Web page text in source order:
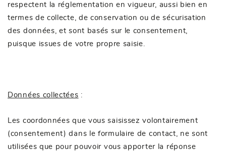
respectent la réglementation en vigueur, aussi bien en
termes de collecte, de conservation ou de sécurisation
des données, et sont basés sur le consentement,
puisque issues de votre propre saisie.
Données collectées :
Les coordonnées que vous saisissez volontairement
(consentement) dans le formulaire de contact, ne sont
utilisées que pour pouvoir vous apporter la réponse